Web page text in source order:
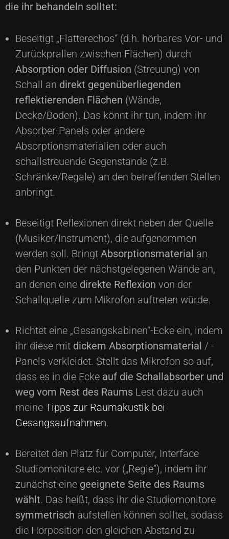
die ihr behandeln solltet:
Beseitigt „Flatterechos“ (d.h. hörbares Vor- und
Zurückprallen zwischen Flächen) durch
Absorption oder Diffusion (Streuung) von
Schall an direkt gegenüberliegenden
reflektierenden Flächen (Wände,
Decke/Boden). Das könnt ihr tun, indem ihr
Absorber-Panels oder andere
Absorptionsmaterialien oder auch
schallstreuende Gegenstände (z.B.
Schränke/Regale) an den betreffenden Stellen
anbringt.
Beseitigt Reflexionen direkt neben der Quelle
(Musiker/Instrument), die aufgenommen
werden soll. Bringt Absorptionsmaterial an
den Punkten der nächstgelegenen Wände an,
an denen eine direkte Reflexion von der
Schallquelle zum Mikrofon auftreten würde.
Richtet eine „Gesangskabinen“-Ecke ein, indem
ihr diese mit dickem Absorptionsmaterial / -
Panels verkleidet. Stellt das Mikrofon so auf,
dass es in die Ecke auf die Schallabsorber und
weg vom Rest des Raums Lest dazu auch
meine Tipps zur Raumakustik bei
Gesangsaufnahmen.
Bereitet den Platz für Computer, Interface
Studiomonitore etc. vor („Regie“), indem ihr
zunächst eine geeignete Seite des Raums
wählt. Das heißt, dass ihr die Studiomonitore
symmetrisch aufstellen können solltet, sodass
die Hörposition den gleichen Abstand zu